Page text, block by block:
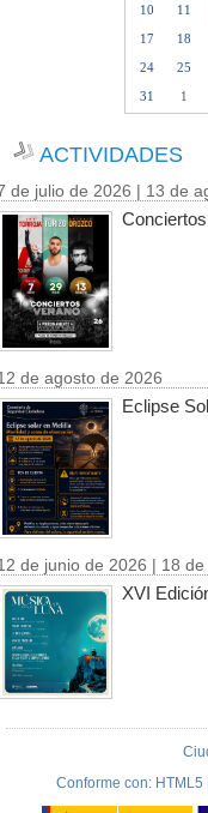
10
11
17
18
24
25
31
1
ACTIVIDADES
de julio de 2026 | 13 de
de agosto de 2026
Eclipse
de junio de 2026 | 18
XVI
Conforme con: HTML5